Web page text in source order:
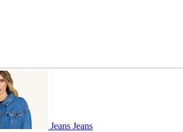
Jeans Jeans